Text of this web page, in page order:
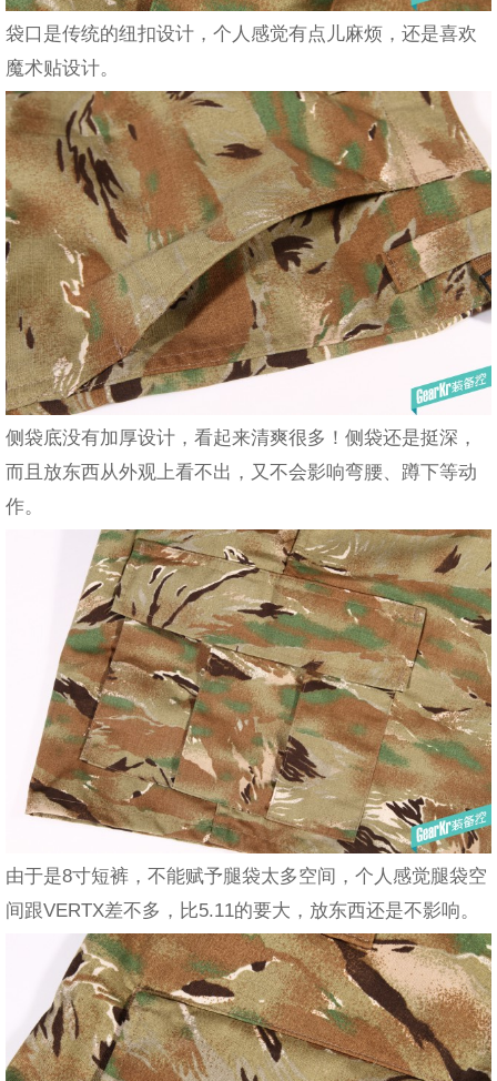
袋口是传统的纽扣设计，个人感觉有点儿麻烦，还是喜欢
魔术贴设计。
侧袋底没有加厚设计，看起来清爽很多！侧袋还是挺深，
而且放东西从外观上看不出，又不会影响弯腰、蹲下等动
作。
由于是8寸短裤，不能赋予腿袋太多空间，个人感觉腿袋空
间跟VERTX差不多，比5.11的要大，放东西还是不影响。